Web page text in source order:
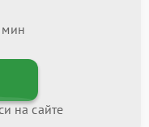
мин
на сайте